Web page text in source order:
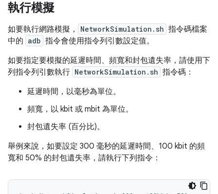
執行模擬
如要執行網路模擬， NetworkSimulation.sh 指令碼檔案
中的 adb 指令會使用指令列引數設定值。
如要指定要模擬的延遲時間、頻寬和封包遺失率，請使用下
列指令列引數執行 NetworkSimulation.sh 指令碼：
延遲時間，以毫秒為單位。
頻寬，以 kbit 或 mbit 為單位。
封包遺失率 (百分比)。
舉例來說，如要設定 300 毫秒的延遲時間、100 kbit 的頻
寬和 50% 的封包遺失率，請執行下列指令：